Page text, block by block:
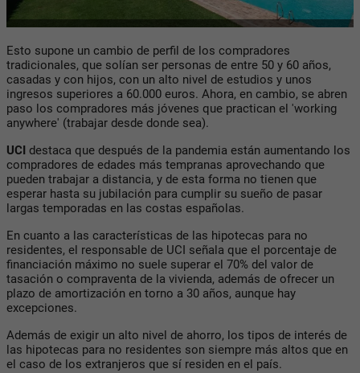
Esto supone un cambio de perfil de los compradores
tradicionales, que solían ser personas de entre 50 y 60 años,
casadas y con hijos, con un alto nivel de estudios y unos
ingresos superiores a 60.000 euros. Ahora, en cambio, se abren
paso los compradores más jóvenes que practican el 'working
anywhere' (trabajar desde donde sea).
UCI destaca que después de la pandemia están aumentando los
compradores de edades más tempranas aprovechando que
pueden trabajar a distancia, y de esta forma no tienen que
esperar hasta su jubilación para cumplir su sueño de pasar
largas temporadas en las costas españolas.
En cuanto a las características de las hipotecas para no
residentes, el responsable de UCI señala que el porcentaje de
financiación máximo no suele superar el 70% del valor de
tasación o compraventa de la vivienda, además de ofrecer un
plazo de amortización en torno a 30 años, aunque hay
excepciones.
Además de exigir un alto nivel de ahorro, los tipos de interés de
las hipotecas para no residentes son siempre más altos que en
el caso de los extranjeros que sí residen en el país.